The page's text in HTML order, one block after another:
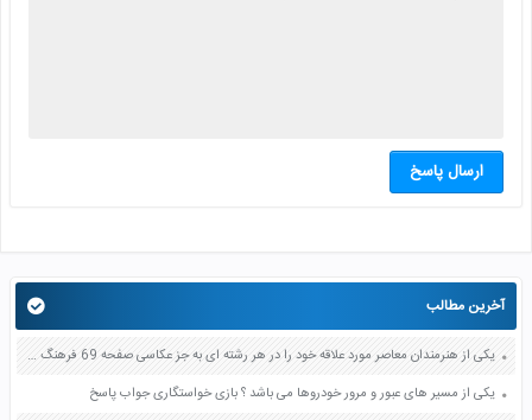
ارسال پاسخ
آخرین مطالب
یکی از هنرمندان معاصر مورد علاقه خود را در هر رشته ای به جز عکاسی صفحه 69 فرهنگ و هنر نهم
یکی از مسیر های عبور و مرور خودروها می باشد ؟ بازی خواستگاری جواب پاسخ